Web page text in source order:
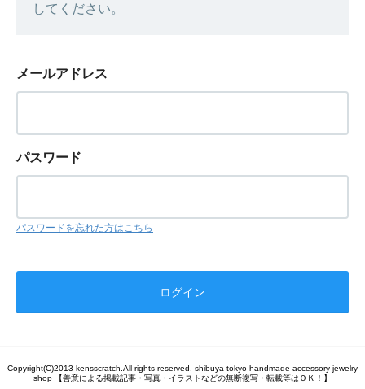
してください。
メールアドレス
パスワード
パスワードを忘れた方はこちら
Copyright(C)2013 kensscratch.All rights reserved. shibuya tokyo handmade accessory jewelry
shop 【善意による掲載記事・写真・イラストなどの無断複写・転載等はＯＫ！】